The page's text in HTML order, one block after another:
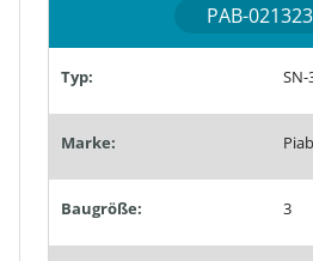
PAB-
Typ: SN-
Marke: Piab
Baugröße: 3